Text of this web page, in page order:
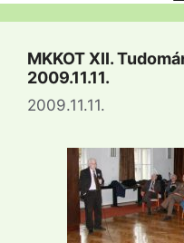
MKKOT XII.
2009.11.11.
2009.11.11.